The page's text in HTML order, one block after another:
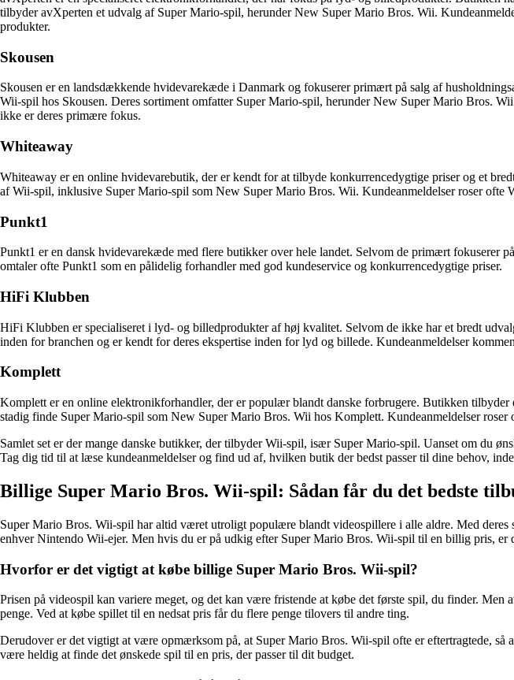
tilbyder avXperten et udvalg af Super Mario-spil, herunder New Super Mario Bros. Wii.
produkter.
Skousen
Skousen er en landsdækkende hvidevarekæde i Danmark og fokuserer primært på salg af
Wii-spil hos Skousen. Deres sortiment omfatter Super Mario-spil, herunder New Super Mario Bros.
ikke er deres primære fokus.
Whiteaway
Whiteaway er en online hvidevarebutik, der er kendt for at tilbyde konkurrencedygtige priser og et
af Wii-spil, inklusive Super Mario-spil som New Super Mario Bros. Wii. Kundeanmeldelser roser ofte
Punkt1
Punkt1 er en dansk hvidevarekæde med flere butikker over hele landet. Selvom de primært fokuserer
omtaler ofte Punkt1 som en pålidelig forhandler med god kundeservice og konkurrencedygtige priser.
HiFi Klubben
HiFi Klubben er specialiseret i lyd- og billedprodukter af høj kvalitet. Selvom de ikke har et bredt
inden for branchen og er kendt for deres ekspertise inden for lyd og billede. Kundeanmeldelser
Komplett
Komplett er en online elektronikforhandler, der er populær blandt danske forbrugere. Butikken
stadig finde Super Mario-spil som New Super Mario Bros. Wii hos Komplett. Kundeanmeldelser
Samlet set er der mange danske butikker, der tilbyder Wii-spil, især Super Mario-spil. Uanset om du
Tag dig tid til at læse kundeanmeldelser og find ud af, hvilken butik der bedst passer til dine behov,
Billige Super Mario Bros. Wii-spil: Sådan får du det bedste
Super Mario Bros. Wii-spil har altid været utroligt populære blandt videospillere i alle aldre. Med
enhver Nintendo Wii-ejer. Men hvis du er på udkig efter Super Mario Bros. Wii-spil til en billig pris, er
Hvorfor er det vigtigt at købe billige Super Mario Bros. Wii-spil?
Prisen på videospil kan variere meget, og det kan være fristende at købe det første spil, du finder.
penge. Ved at købe spillet til en nedsat pris får du flere penge tilovers til andre ting.
Derudover er det vigtigt at være opmærksom på, at Super Mario Bros. Wii-spil ofte er eftertragtede,
være heldig at finde det ønskede spil til en pris, der passer til dit budget.